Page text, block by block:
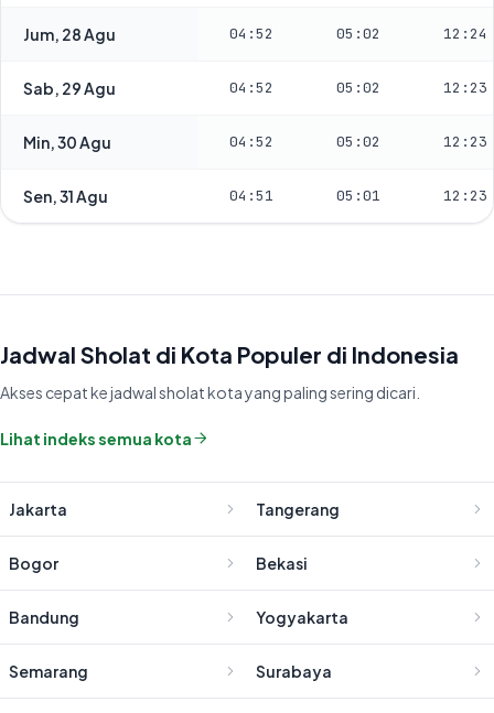
Jum, 28 Agu 04:52 05:02 12:24
Sab, 29 Agu 04:52 05:02 12:23
Min, 30 Agu 04:52 05:02 12:23
Sen, 31 Agu 04:51 05:01 12:23
Jadwal Sholat di Kota Populer di Indonesia
Akses cepat ke jadwal sholat kota yang paling sering dicari.
Lihat indeks semua kota
Jakarta Tangerang
Bogor Bekasi
Bandung Yogyakarta
Semarang Surabaya